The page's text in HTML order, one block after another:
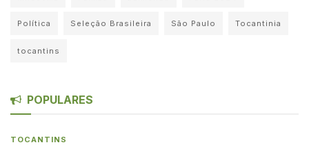
Política Seleção Brasileira São Paulo Tocantinia
tocantins
POPULARES
TOCANTINS